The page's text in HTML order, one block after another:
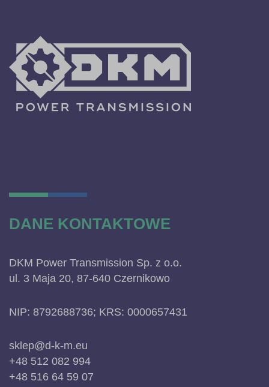
DANE KONTAKTOWE
DKM Power Transmission Sp. z o.o.
ul. 3 Maja 20, 87-640 Czernikowo
NIP: 8792688736; KRS: 0000657431
sklep@d-k-m.eu
+48 512 082 994
+48 516 64 59 07